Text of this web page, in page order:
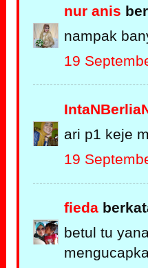
nur anis
nampak
19
ari p1 keje
19
fieda
betul tu